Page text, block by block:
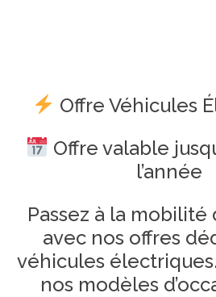
Offre Véhicules
Offre valable
l’année
Passez à la mobilité
avec nos offres
véhicules
nos modèles